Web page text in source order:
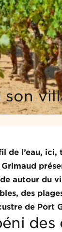
son
de l’eau,
autour du
des
de Port
des